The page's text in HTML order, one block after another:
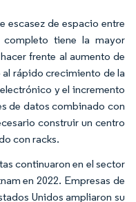
escasez de espacio entre
completo tiene la mayor
frente al aumento de
rápido crecimiento de la
y el incremento
de datos combinado con
construir un centro
con racks.
continuaron en el sector
en 2022. Empresas de
Unidos ampliaron su